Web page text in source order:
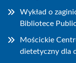
Wykład o
Bibliotece
Mościckie
dietetyczny dla